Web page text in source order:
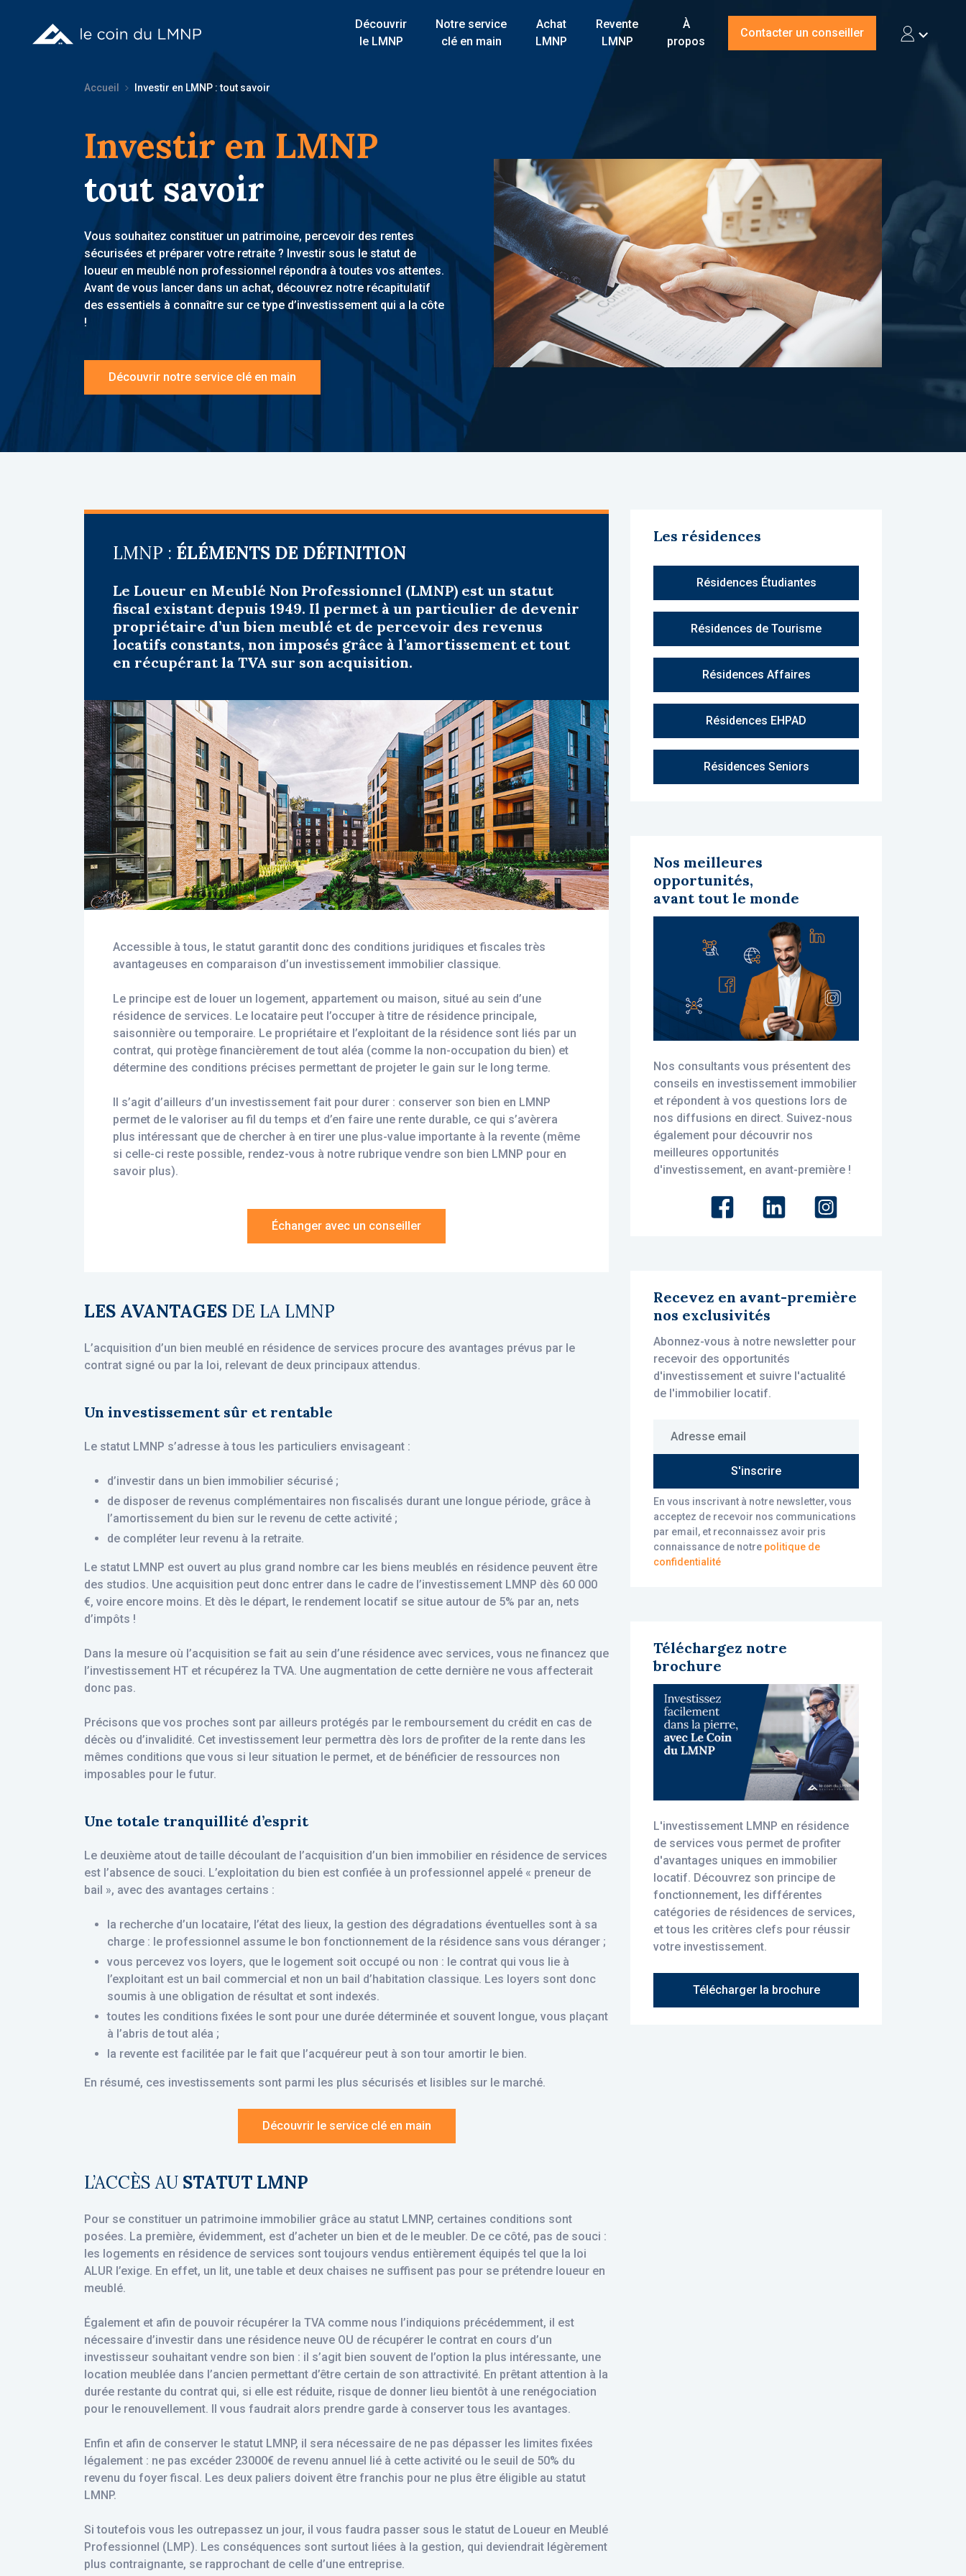
Découvrir
le LMNP
Notre service
clé en main
Achat
LMNP
Revente
LMNP
À
propos
Contacter un conseiller
Accueil Investir en LMNP : tout savoir
Investir en LMNP
tout savoir
Vous souhaitez constituer un patrimoine, percevoir des rentes
sécurisées et préparer votre retraite ? Investir sous le statut de
loueur en meublé non professionnel répondra à toutes vos attentes.
Avant de vous lancer dans un achat, découvrez notre récapitulatif
des essentiels à connaître sur ce type d’investissement qui a la côte
!
Découvrir notre service clé en main
LMNP : ÉLÉMENTS DE DÉFINITION
Le Loueur en Meublé Non Professionnel (LMNP) est un statut
fiscal existant depuis 1949. Il permet à un particulier de devenir
propriétaire d’un bien meublé et de percevoir des revenus
locatifs constants, non imposés grâce à l’amortissement et tout
en récupérant la TVA sur son acquisition.
Accessible à tous, le statut garantit donc des conditions juridiques et fiscales très
avantageuses en comparaison d’un investissement immobilier classique.
Le principe est de louer un logement, appartement ou maison, situé au sein d’une
résidence de services. Le locataire peut l’occuper à titre de résidence principale,
saisonnière ou temporaire. Le propriétaire et l’exploitant de la résidence sont liés par un
contrat, qui protège financièrement de tout aléa (comme la non-occupation du bien) et
détermine des conditions précises permettant de projeter le gain sur le long terme.
Il s’agit d’ailleurs d’un investissement fait pour durer : conserver son bien en LMNP
permet de le valoriser au fil du temps et d’en faire une rente durable, ce qui s’avèrera
plus intéressant que de chercher à en tirer une plus-value importante à la revente (même
si celle-ci reste possible, rendez-vous à notre rubrique vendre son bien LMNP pour en
savoir plus).
Échanger avec un conseiller
LES AVANTAGES DE LA LMNP
L’acquisition d’un bien meublé en résidence de services procure des avantages prévus par le
contrat signé ou par la loi, relevant de deux principaux attendus.
Un investissement sûr et rentable
Le statut LMNP s’adresse à tous les particuliers envisageant :
d’investir dans un bien immobilier sécurisé ;
de disposer de revenus complémentaires non fiscalisés durant une longue période, grâce à
l’amortissement du bien sur le revenu de cette activité ;
de compléter leur revenu à la retraite.
Le statut LMNP est ouvert au plus grand nombre car les biens meublés en résidence peuvent être
des studios. Une acquisition peut donc entrer dans le cadre de l’investissement LMNP dès 60 000
€, voire encore moins. Et dès le départ, le rendement locatif se situe autour de 5% par an, nets
d’impôts !
Dans la mesure où l’acquisition se fait au sein d’une résidence avec services, vous ne financez que
l’investissement HT et récupérez la TVA. Une augmentation de cette dernière ne vous affecterait
donc pas.
Précisons que vos proches sont par ailleurs protégés par le remboursement du crédit en cas de
décès ou d’invalidité. Cet investissement leur permettra dès lors de profiter de la rente dans les
mêmes conditions que vous si leur situation le permet, et de bénéficier de ressources non
imposables pour le futur.
Une totale tranquillité d’esprit
Le deuxième atout de taille découlant de l’acquisition d’un bien immobilier en résidence de services
est l’absence de souci. L’exploitation du bien est confiée à un professionnel appelé « preneur de
bail », avec des avantages certains :
la recherche d’un locataire, l’état des lieux, la gestion des dégradations éventuelles sont à sa
charge : le professionnel assume le bon fonctionnement de la résidence sans vous déranger ;
vous percevez vos loyers, que le logement soit occupé ou non : le contrat qui vous lie à
l’exploitant est un bail commercial et non un bail d’habitation classique. Les loyers sont donc
soumis à une obligation de résultat et sont indexés.
toutes les conditions fixées le sont pour une durée déterminée et souvent longue, vous plaçant
à l’abris de tout aléa ;
la revente est facilitée par le fait que l’acquéreur peut à son tour amortir le bien.
En résumé, ces investissements sont parmi les plus sécurisés et lisibles sur le marché.
Découvrir le service clé en main
L’ACCÈS AU STATUT LMNP
Pour se constituer un patrimoine immobilier grâce au statut LMNP, certaines conditions sont
posées. La première, évidemment, est d’acheter un bien et de le meubler. De ce côté, pas de souci :
les logements en résidence de services sont toujours vendus entièrement équipés tel que la loi
ALUR l’exige. En effet, un lit, une table et deux chaises ne suffisent pas pour se prétendre loueur en
meublé.
Également et afin de pouvoir récupérer la TVA comme nous l’indiquions précédemment, il est
nécessaire d’investir dans une résidence neuve OU de récupérer le contrat en cours d’un
investisseur souhaitant vendre son bien : il s’agit bien souvent de l’option la plus intéressante, une
location meublée dans l’ancien permettant d’être certain de son attractivité. En prêtant attention à la
durée restante du contrat qui, si elle est réduite, risque de donner lieu bientôt à une renégociation
pour le renouvellement. Il vous faudrait alors prendre garde à conserver tous les avantages.
Enfin et afin de conserver le statut LMNP, il sera nécessaire de ne pas dépasser les limites fixées
légalement : ne pas excéder 23000€ de revenu annuel lié à cette activité ou le seuil de 50% du
revenu du foyer fiscal. Les deux paliers doivent être franchis pour ne plus être éligible au statut
LMNP.
Si toutefois vous les outrepassez un jour, il vous faudra passer sous le statut de Loueur en Meublé
Professionnel (LMP). Les conséquences sont surtout liées à la gestion, qui deviendrait légèrement
plus contraignante, se rapprochant de celle d’une entreprise.
Les résidences
Résidences Étudiantes
Résidences de Tourisme
Résidences Affaires
Résidences EHPAD
Résidences Seniors
Nos meilleures
opportunités,
avant tout le monde
Nos consultants vous présentent des
conseils en investissement immobilier
et répondent à vos questions lors de
nos diffusions en direct. Suivez-nous
également pour découvrir nos
meilleures opportunités
d'investissement, en avant-première !
Recevez en avant-première
nos exclusivités
Abonnez-vous à notre newsletter pour
recevoir des opportunités
d'investissement et suivre l'actualité
de l'immobilier locatif.
S'inscrire
En vous inscrivant à notre newsletter, vous
acceptez de recevoir nos communications
par email, et reconnaissez avoir pris
connaissance de notre politique de
confidentialité
Téléchargez notre
brochure
L'investissement LMNP en résidence
de services vous permet de profiter
d'avantages uniques en immobilier
locatif. Découvrez son principe de
fonctionnement, les différentes
catégories de résidences de services,
et tous les critères clefs pour réussir
votre investissement.
Télécharger la brochure